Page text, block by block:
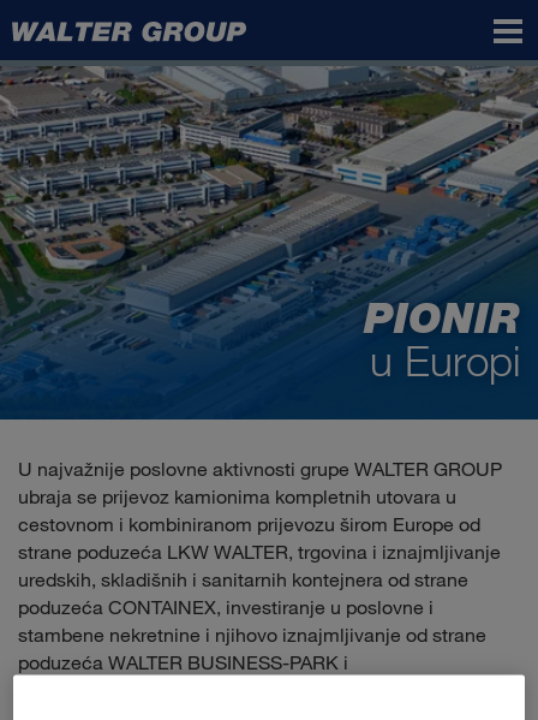
Group
PIONIR
u Europi
U najvažnije poslovne aktivnosti grupe WALTER GROUP
ubraja se prijevoz kamionima kompletnih utovara u
cestovnom i kombiniranom prijevozu širom Europe od
strane poduzeća LKW WALTER, trgovina i iznajmljivanje
uredskih, skladišnih i sanitarnih kontejnera od strane
poduzeća CONTAINEX, investiranje u poslovne i
stambene nekretnine i njihovo iznajmljivanje od strane
poduzeća WALTER BUSINESS-PARK i